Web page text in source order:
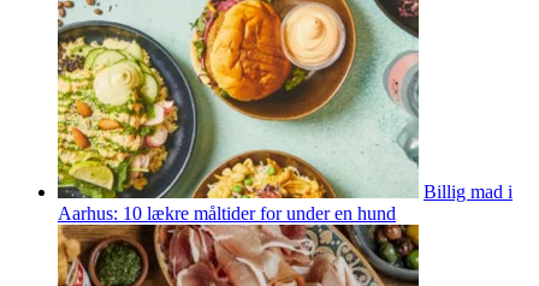
Billig mad i
Aarhus: 10 lækre måltider for under en hund